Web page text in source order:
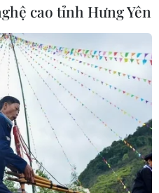
đoạt
quốc tế
cao tỉnh Hưng Yên